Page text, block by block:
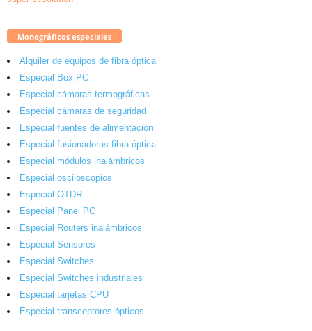
Monográficos especiales
Alquiler de equipos de fibra óptica
Especial Box PC
Especial cámaras termográficas
Especial cámaras de seguridad
Especial fuentes de alimentación
Especial fusionadoras fibra óptica
Especial módulos inalámbricos
Especial osciloscopios
Especial OTDR
Especial Panel PC
Especial Routers inalámbricos
Especial Sensores
Especial Switches
Especial Switches industriales
Especial tarjetas CPU
Especial transceptores ópticos